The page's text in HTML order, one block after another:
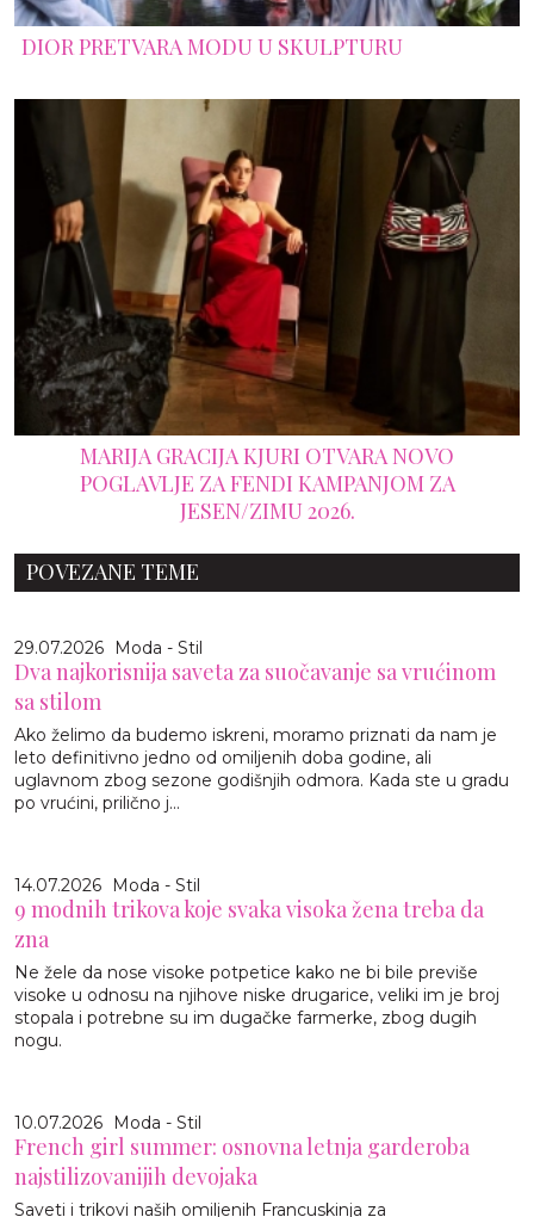
DIOR PRETVARA MODU U SKULPTURU
MARIJA GRACIJA KJURI OTVARA NOVO
POGLAVLJE ZA FENDI KAMPANJOM ZA
JESEN/ZIMU 2026.
POVEZANE TEME
29.07.2026 Moda - Stil
Dva najkorisnija saveta za suočavanje sa vrućinom
sa stilom
Ako želimo da budemo iskreni, moramo priznati da nam je
leto definitivno jedno od omiljenih doba godine, ali
uglavnom zbog sezone godišnjih odmora. Kada ste u gradu
po vrućini, prilično j...
14.07.2026 Moda - Stil
9 modnih trikova koje svaka visoka žena treba da
zna
Ne žele da nose visoke potpetice kako ne bi bile previše
visoke u odnosu na njihove niske drugarice, veliki im je broj
stopala i potrebne su im dugačke farmerke, zbog dugih
nogu.
10.07.2026 Moda - Stil
French girl summer: osnovna letnja garderoba
najstilizovanijih devojaka
Saveti i trikovi naših omiljenih Francuskinja za